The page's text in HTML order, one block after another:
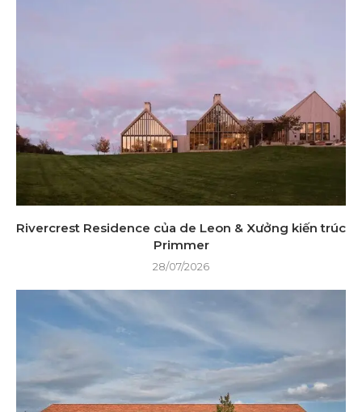
Rivercrest Residence của de Leon & Xưởng kiến ​​trúc
Primmer
28/07/2026